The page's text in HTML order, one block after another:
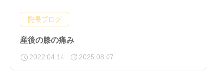
院長ブログ
産後の膝の痛み
2022.04.14 2025.08.07